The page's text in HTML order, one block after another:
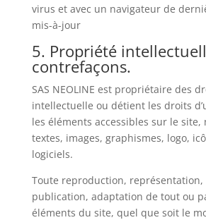
virus et avec un navigateur de
mis-à-jour
5. Propriété
contrefaçons.
SAS NEOLINE est propriétaire des
intellectuelle ou détient les droits
les éléments accessibles sur le site,
textes, images, graphismes, logo,
logiciels.
Toute reproduction,
publication, adaptation de tout ou
éléments du site, quel que soit le